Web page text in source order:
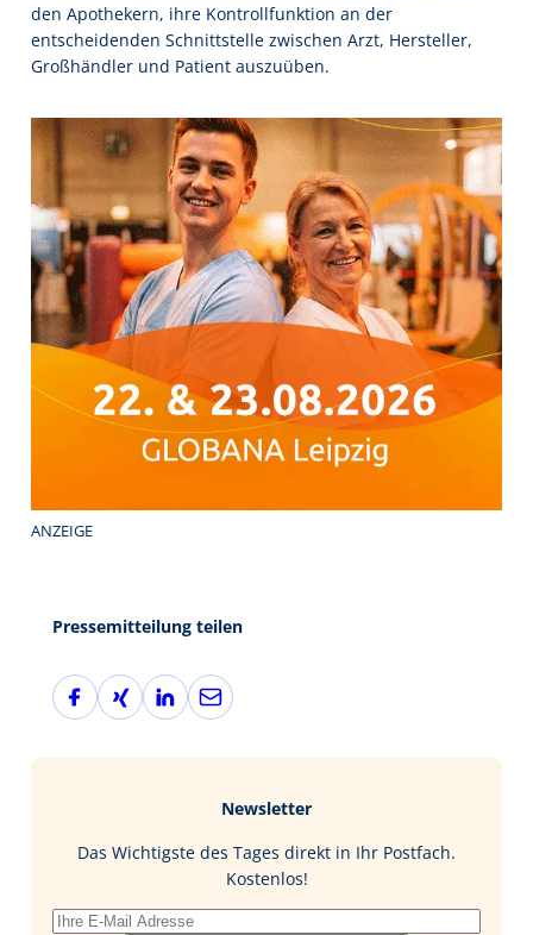
den Apothekern, ihre Kontrollfunktion an der
entscheidenden Schnittstelle zwischen Arzt, Hersteller,
Großhändler und Patient auszuüben.
ANZEIGE
Pressemitteilung teilen
F
a
X
i
L
i
I
E
-
Newsletter
Das Wichtigste des Tages direkt in Ihr Postfach.
Kostenlos!